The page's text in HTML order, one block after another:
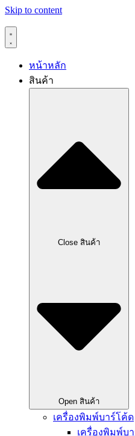
Skip to content
หน้าหลัก
สินค้า
Close สินค้า
Open สินค้า
เครื่องพิมพ์บาร์โค้ด
เครื่องพิมพ์บ